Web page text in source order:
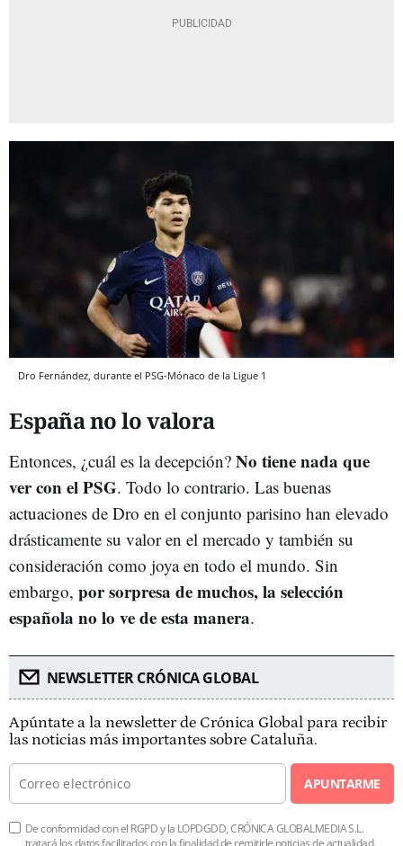
Dro Fernández, durante el PSG-Mónaco de la Ligue 1
España no lo valora
Entonces, ¿cuál es la decepción? No tiene nada que
ver con el PSG. Todo lo contrario. Las buenas
actuaciones de Dro en el conjunto parisino han elevado
drásticamente su valor en el mercado y también su
consideración como joya en todo el mundo. Sin
embargo, por sorpresa de muchos, la selección
española no lo ve de esta manera.
NEWSLETTER CRÓNICA GLOBAL
Apúntate a la newsletter de Crónica Global para recibir
las noticias más importantes sobre Cataluña.
APUNTARME
De conformidad con el RGPD y la LOPDGDD, CRÓNICA GLOBALMEDIA S.L.
tratará los datos facilitados con la finalidad de remitirle noticias de actualidad.